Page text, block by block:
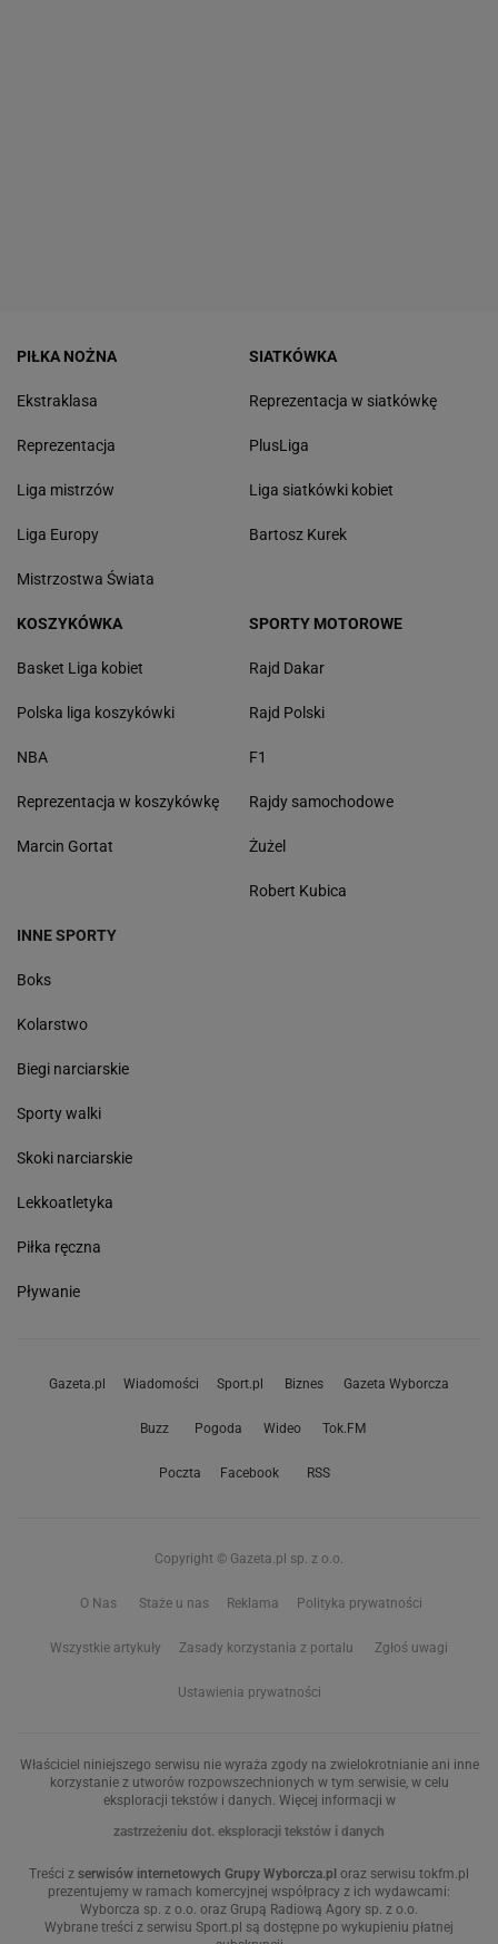
PIŁKA NOŻNA
Ekstraklasa
Reprezentacja
Liga mistrzów
Liga Europy
Mistrzostwa Świata
SIATKÓWKA
Reprezentacja w siatkówkę
PlusLiga
Liga siatkówki kobiet
Bartosz Kurek
KOSZYKÓWKA
Basket Liga kobiet
Polska liga koszykówki
NBA
Reprezentacja w koszykówkę
Marcin Gortat
SPORTY MOTOROWE
Rajd Dakar
Rajd Polski
F1
Rajdy samochodowe
Żużel
Robert Kubica
INNE SPORTY
Boks
Kolarstwo
Biegi narciarskie
Sporty walki
Skoki narciarskie
Lekkoatletyka
Piłka ręczna
Pływanie
Gazeta.pl Wiadomości Sport.pl Biznes Gazeta Wyborcza
Buzz Pogoda Wideo Tok.FM
Poczta Facebook RSS
Copyright © Gazeta.pl sp. z o.o.
O Nas Staże u nas Reklama Polityka prywatności
Wszystkie artykuły Zasady korzystania z portalu Zgłoś uwagi
Ustawienia prywatności
Właściciel niniejszego serwisu nie wyraża zgody na zwielokrotnianie ani inne
korzystanie z utworów rozpowszechnionych w tym serwisie, w celu
eksploracji tekstów i danych. Więcej informacji w
zastrzeżeniu dot. eksploracji tekstów i danych
Treści z serwisów internetowych Grupy Wyborcza.pl oraz serwisu tokfm.pl
prezentujemy w ramach komercyjnej współpracy z ich wydawcami:
Wyborcza sp. z o.o. oraz Grupą Radiową Agory sp. z o.o.
Wybrane treści z serwisu Sport.pl są dostępne po wykupieniu płatnej